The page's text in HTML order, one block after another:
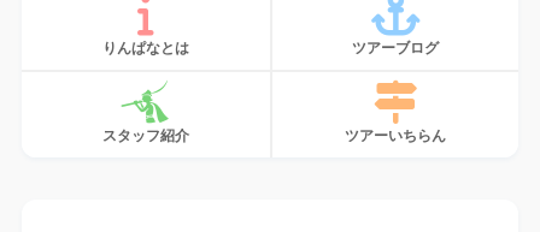
りんぱなとは ツアーブログ
スタッフ紹介 ツアーいちらん